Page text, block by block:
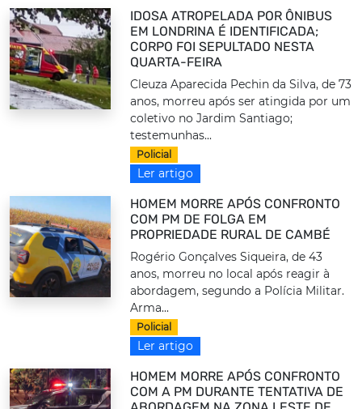
IDOSA ATROPELADA POR ÔNIBUS
EM LONDRINA É IDENTIFICADA;
CORPO FOI SEPULTADO NESTA
QUARTA-FEIRA
Cleuza Aparecida Pechin da Silva, de 73
anos, morreu após ser atingida por um
coletivo no Jardim Santiago;
testemunhas...
Policial
Ler artigo
HOMEM MORRE APÓS CONFRONTO
COM PM DE FOLGA EM
PROPRIEDADE RURAL DE CAMBÉ
Rogério Gonçalves Siqueira, de 43
anos, morreu no local após reagir à
abordagem, segundo a Polícia Militar.
Arma...
Policial
Ler artigo
HOMEM MORRE APÓS CONFRONTO
COM A PM DURANTE TENTATIVA DE